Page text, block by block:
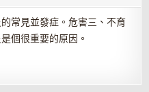
常見並發症。危害三、不育
個很重要的原因。